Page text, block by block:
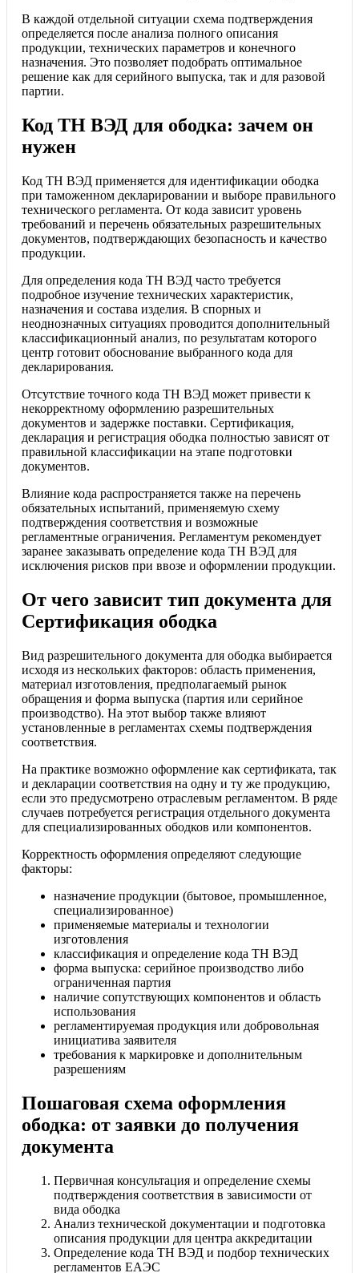
В каждой отдельной ситуации схема подтверждения
определяется после анализа полного описания
продукции, технических параметров и конечного
назначения. Это позволяет подобрать оптимальное
решение как для серийного выпуска, так и для разовой
партии.
Код ТН ВЭД для ободка: зачем он
нужен
Код ТН ВЭД применяется для идентификации ободка
при таможенном декларировании и выборе правильного
технического регламента. От кода зависит уровень
требований и перечень обязательных разрешительных
документов, подтверждающих безопасность и качество
продукции.
Для определения кода ТН ВЭД часто требуется
подробное изучение технических характеристик,
назначения и состава изделия. В спорных и
неоднозначных ситуациях проводится дополнительный
классификационный анализ, по результатам которого
центр готовит обоснование выбранного кода для
декларирования.
Отсутствие точного кода ТН ВЭД может привести к
некорректному оформлению разрешительных
документов и задержке поставки. Сертификация,
декларация и регистрация ободка полностью зависят от
правильной классификации на этапе подготовки
документов.
Влияние кода распространяется также на перечень
обязательных испытаний, применяемую схему
подтверждения соответствия и возможные
регламентные ограничения. Регламентум рекомендует
заранее заказывать определение кода ТН ВЭД для
исключения рисков при ввозе и оформлении продукции.
От чего зависит тип документа для
Сертификация ободка
Вид разрешительного документа для ободка выбирается
исходя из нескольких факторов: область применения,
материал изготовления, предполагаемый рынок
обращения и форма выпуска (партия или серийное
производство). На этот выбор также влияют
установленные в регламентах схемы подтверждения
соответствия.
На практике возможно оформление как сертификата, так
и декларации соответствия на одну и ту же продукцию,
если это предусмотрено отраслевым регламентом. В ряде
случаев потребуется регистрация отдельного документа
для специализированных ободков или компонентов.
Корректность оформления определяют следующие
факторы:
назначение продукции (бытовое, промышленное,
специализированное)
применяемые материалы и технологии
изготовления
классификация и определение кода ТН ВЭД
форма выпуска: серийное производство либо
ограниченная партия
наличие сопутствующих компонентов и область
использования
регламентируемая продукция или добровольная
инициатива заявителя
требования к маркировке и дополнительным
разрешениям
Пошаговая схема оформления
ободка: от заявки до получения
документа
Первичная консультация и определение схемы
подтверждения соответствия в зависимости от
вида ободка
Анализ технической документации и подготовка
описания продукции для центра аккредитации
Определение кода ТН ВЭД и подбор технических
регламентов ЕАЭС